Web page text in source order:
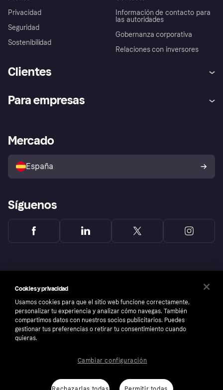
Privacidad
Seguridad
Sostenibilidad
Información de contacto para
las autoridades
Gobernanza corporativa
Relaciones con inversores
Clientes
Inicio de sesión
Directorio de tiendas
Política de protección al
comprador de Klarna
Reclamaciones
Para empresas
Acceso empresas
Mercado
España
Síguenos
Copyright © 2005-2026 Klarna Bank AB (publ). Sede central: Stockholm, Sweden. Todos
los derechos reservados. Klarna Bank AB (publ). Sveavägen 46, 111 34 Stockholm.
Aviso Sobre CookiesKlarna.com
Cookies y privacidad
Usamos cookies para que el sitio web funcione correctamente,
personalizar tu experiencia y analizar cómo navegas. También
compartimos datos con nuestros socios publicitarios. Puedes
gestionar tus preferencias o retirar tu consentimiento cuando
quieras.
Cambiar configuración